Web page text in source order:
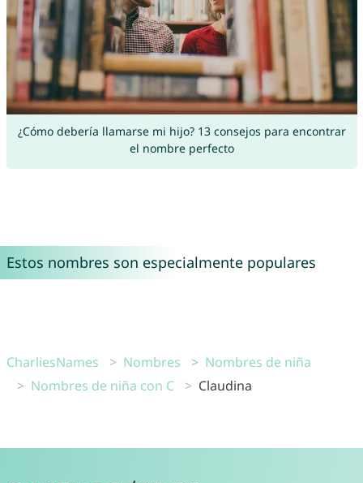
¿Cómo debería llamarse mi hijo? 13 consejos para encontrar
el nombre perfecto
Estos nombres son especialmente populares
CharliesNames Nombres
Nombres de niña
Nombres de niña con C
Claudina